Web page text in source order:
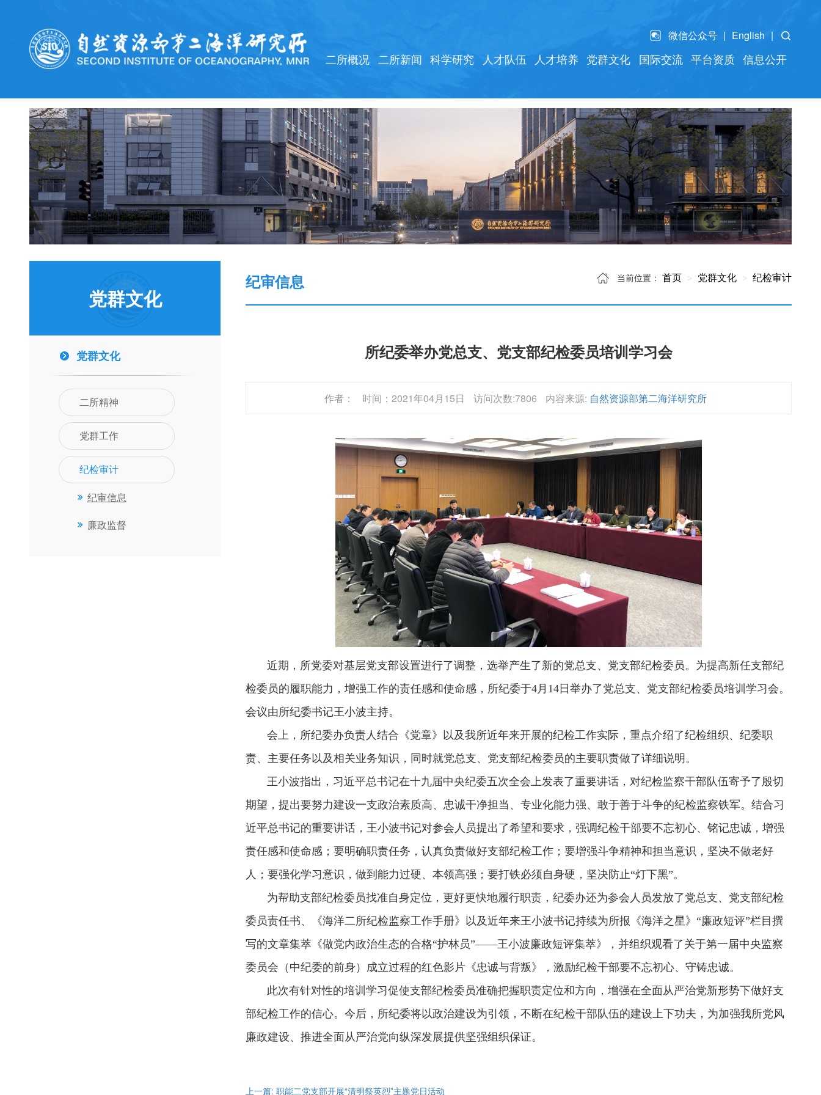
微信公众号 English
二所概况 二所新闻 科学研究 人才队伍 人才培养 党群文化 国际交流 平台资质 信息公开
党群文化
党群文化
二所精神
党群工作
纪检审计
纪审信息
廉政监督
纪审信息 当前位置： 首页 党群文化 纪检审计
所纪委举办党总支、党支部纪检委员培训学习会
作者： 时间：2021年04月15日 访问次数:7806 内容来源: 自然资源部第二海洋研究所
近期，所党委对基层党支部设置进行了调整，选举产生了新的党总支、党支部纪检委员。为提高新任支部纪
检委员的履职能力，增强工作的责任感和使命感，所纪委于4月14日举办了党总支、党支部纪检委员培训学习会。
会议由所纪委书记王小波主持。
会上，所纪委办负责人结合《党章》以及我所近年来开展的纪检工作实际，重点介绍了纪检组织、纪委职
责、主要任务以及相关业务知识，同时就党总支、党支部纪检委员的主要职责做了详细说明。
王小波指出，习近平总书记在十九届中央纪委五次全会上发表了重要讲话，对纪检监察干部队伍寄予了殷切
期望，提出要努力建设一支政治素质高、忠诚干净担当、专业化能力强、敢于善于斗争的纪检监察铁军。结合习
近平总书记的重要讲话，王小波书记对参会人员提出了希望和要求，强调纪检干部要不忘初心、铭记忠诚，增强
责任感和使命感；要明确职责任务，认真负责做好支部纪检工作；要增强斗争精神和担当意识，坚决不做老好
人；要强化学习意识，做到能力过硬、本领高强；要打铁必须自身硬，坚决防止“灯下黑”。
为帮助支部纪检委员找准自身定位，更好更快地履行职责，纪委办还为参会人员发放了党总支、党支部纪检
委员责任书、《海洋二所纪检监察工作手册》以及近年来王小波书记持续为所报《海洋之星》“廉政短评”栏目撰
写的文章集萃《做党内政治生态的合格“护林员”——王小波廉政短评集萃》，并组织观看了关于第一届中央监察
委员会（中纪委的前身）成立过程的红色影片《忠诚与背叛》，激励纪检干部要不忘初心、守铸忠诚。
此次有针对性的培训学习促使支部纪检委员准确把握职责定位和方向，增强在全面从严治党新形势下做好支
部纪检工作的信心。今后，所纪委将以政治建设为引领，不断在纪检干部队伍的建设上下功夫，为加强我所党风
廉政建设、推进全面从严治党向纵深发展提供坚强组织保证。
上一篇: 职能二党支部开展“清明祭英烈”主题党日活动